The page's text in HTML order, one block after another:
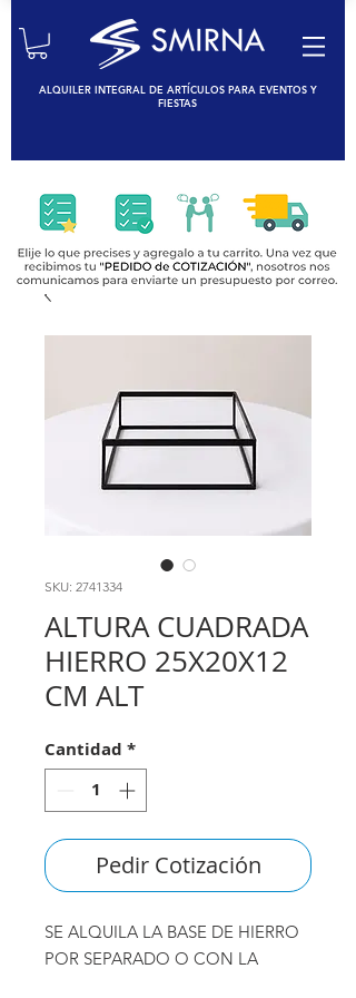
ALQUILER INTEGRAL DE ARTÍCULOS PARA EVENTOS Y
FIESTAS
SKU: 2741334
ALTURA CUADRADA
HIERRO 25X20X12
CM ALT
Cantidad *
Pedir Cotización
SE ALQUILA LA BASE DE HIERRO
POR SEPARADO O CON LA